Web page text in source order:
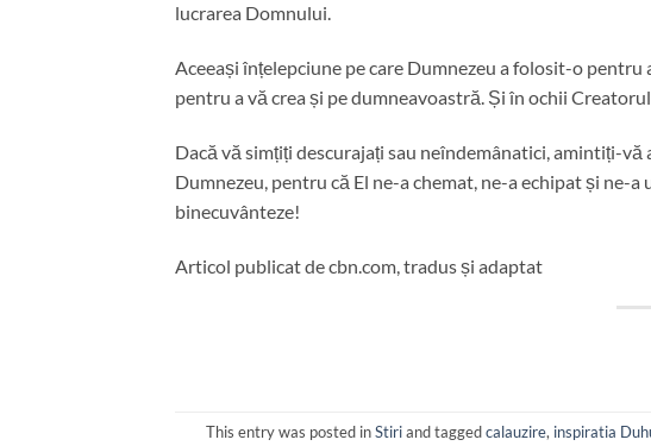
lucrarea Domnului.
Aceeași înțelepciune pe care Dumnezeu a folosit-o
pentru a vă crea și pe dumneavoastră. Și în ochii
Dacă vă simțiți descurajați sau neîndemânatici, amintiți-
Dumnezeu, pentru că El ne-a chemat, ne-a echipat și ne-a
binecuvânteze!
Articol publicat de cbn.com, tradus și adaptat
This entry was posted inStiriand taggedcalauzire, inspiratia